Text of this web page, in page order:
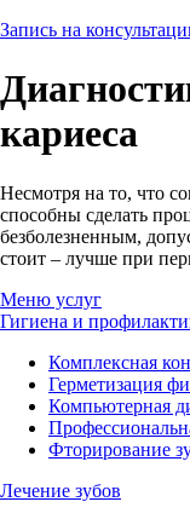
Запись на
кариеса
Несмотря на то, что
способны сделать
безболезненным,
стоит – лучше при
Меню услуг
Гигиена и
Комплексная
Герметизация
Компьютерная
Фторирование
Лечение зубов